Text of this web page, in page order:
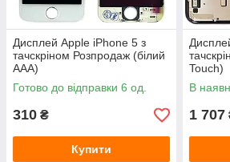
Дисплей Apple iPhone 5 з
тачскріном Розпродаж (білий
AAA)
Готово до відправки 6 од.
310 ₴
Купити
Touch)
В
1 707